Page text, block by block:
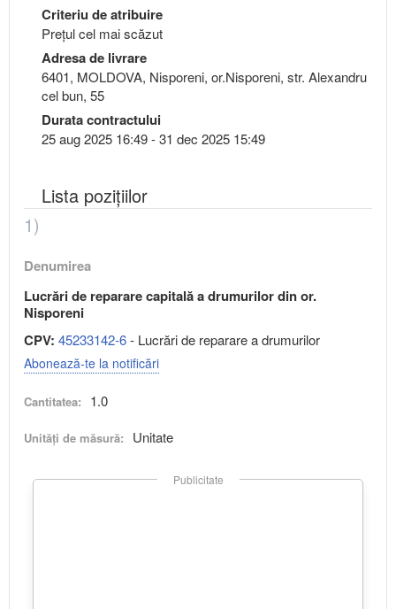
Criteriu de atribuire
Preţul cel mai scăzut
Adresa de livrare
6401, MOLDOVA, Nisporeni, or.Nisporeni, str. Alexandru
cel bun, 55
Durata contractului
25 aug 2025 16:49 - 31 dec 2025 15:49
Lista pozițiilor
1)
Denumirea
Lucrări de reparare capitală a drumurilor din or.
Nisporeni
CPV: 45233142-6- Lucrări de reparare a drumurilor
Abonează-te la notificări
Cantitatea: 1.0
Unități de măsură: Unitate
Publicitate